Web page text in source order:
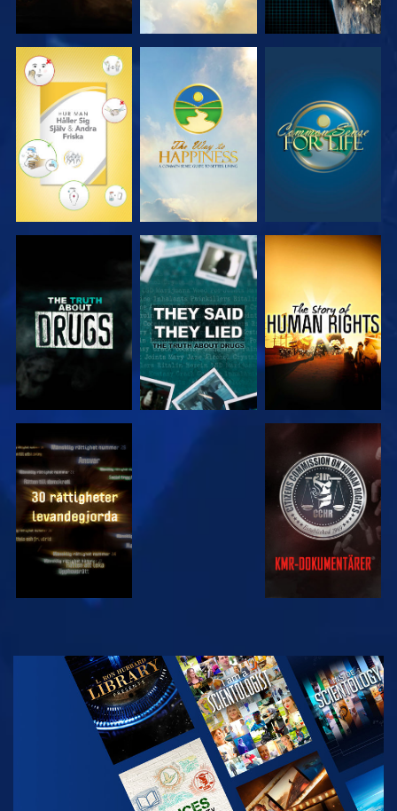
TITTA TITTA TITTA
TITTA TITTA
TITTA TITTA
TITTA
UTFORSKA
SERIEN